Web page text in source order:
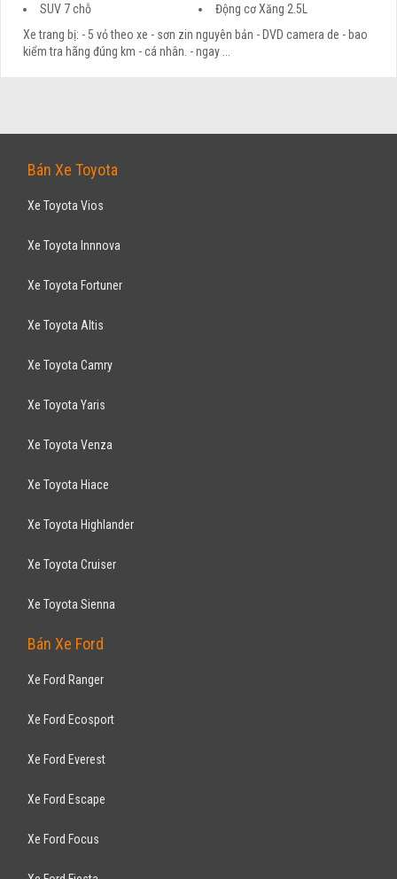
SUV 7 chỗ
Động cơ Xăng 2.5L
Xe trang bị: - 5 vỏ theo xe - sơn zin nguyên bản - DVD camera de - bao
kiểm tra hãng đúng km - cá nhân. - ngay ...
Bán Xe Toyota
Xe Toyota Vios
Xe Toyota Innnova
Xe Toyota Fortuner
Xe Toyota Altis
Xe Toyota Camry
Xe Toyota Yaris
Xe Toyota Venza
Xe Toyota Hiace
Xe Toyota Highlander
Xe Toyota Cruiser
Xe Toyota Sienna
Bán Xe Ford
Xe Ford Ranger
Xe Ford Ecosport
Xe Ford Everest
Xe Ford Escape
Xe Ford Focus